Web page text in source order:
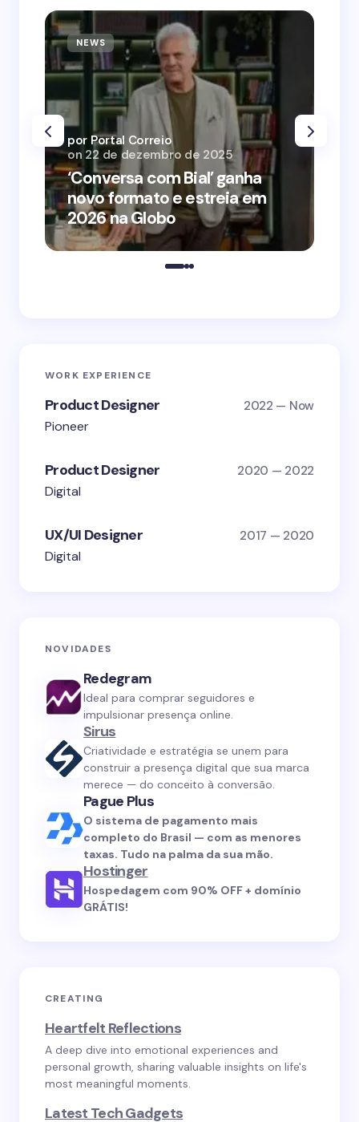
NEWS
‘Conversa com Bial’ ganha
novo formato e estreia em
2026 na Globo
por Portal Correio
on 22 de dezembro de 2025
WORK EXPERIENCE
Product Designer 2022 — Now
Pioneer
Product Designer 2020 — 2022
Digital
UX/UI Designer 2017 — 2020
Digital
NOVIDADES
Redegram
Ideal para comprar seguidores e
impulsionar presença online.
Sirus
Criatividade e estratégia se unem para
construir a presença digital que sua marca
merece — do conceito à conversão.
Pague Plus
O sistema de pagamento mais
completo do Brasil — com as menores
taxas. Tudo na palma da sua mão.
Hostinger
Hospedagem com 90% OFF + domínio
GRÁTIS!
CREATING
Heartfelt Reflections
A deep dive into emotional experiences and
personal growth, sharing valuable insights on life's
most meaningful moments.
Latest Tech Gadgets